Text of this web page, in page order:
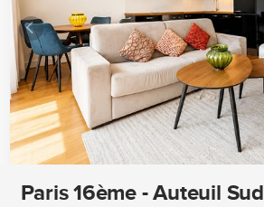
Paris 16ème - Auteuil Sud